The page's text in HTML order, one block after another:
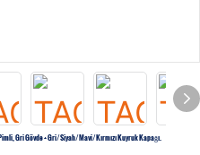
Gri Gövde + Gri/siyah/mavi/kırmızı Kuyruk Kapağı.